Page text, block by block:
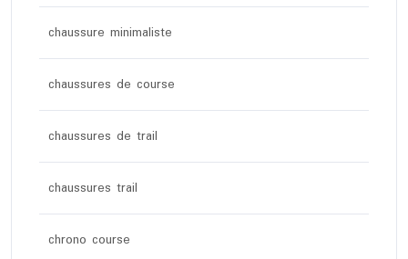
chaussure minimaliste
chaussures de course
chaussures de trail
chaussures trail
chrono course